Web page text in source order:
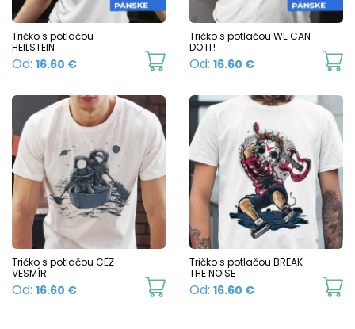
chosen
page
Tričko s potlačou
HEILSTEIN
Od: 16.60 €
This
has
multiple
variants.
The
options
may
chosen
on
Tričko s potlačou WE CAN
DO IT!
Od: 16.60 €
Tričko s potlačou CEZ
VESMÍR
Od: 16.60 €
This
Tričko s potlačou BREAK
THE NOISE
Od: 16.60 €